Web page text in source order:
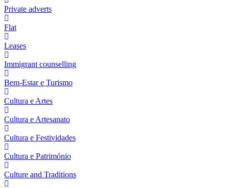
Private adverts
Flat
Leases
Immigrant counselling
Bem-Estar e Turismo
Cultura e Artes
Cultura e Artesanato
Cultura e Festividades
Cultura e Património
Culture and Traditions